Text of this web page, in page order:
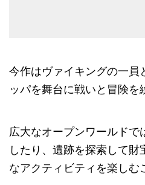
今作はヴァイキングの一員
ッパを舞台に戦いと冒険を
広大なオープンワールドで
したり、遺跡を探索して財
なアクティビティを楽しむ